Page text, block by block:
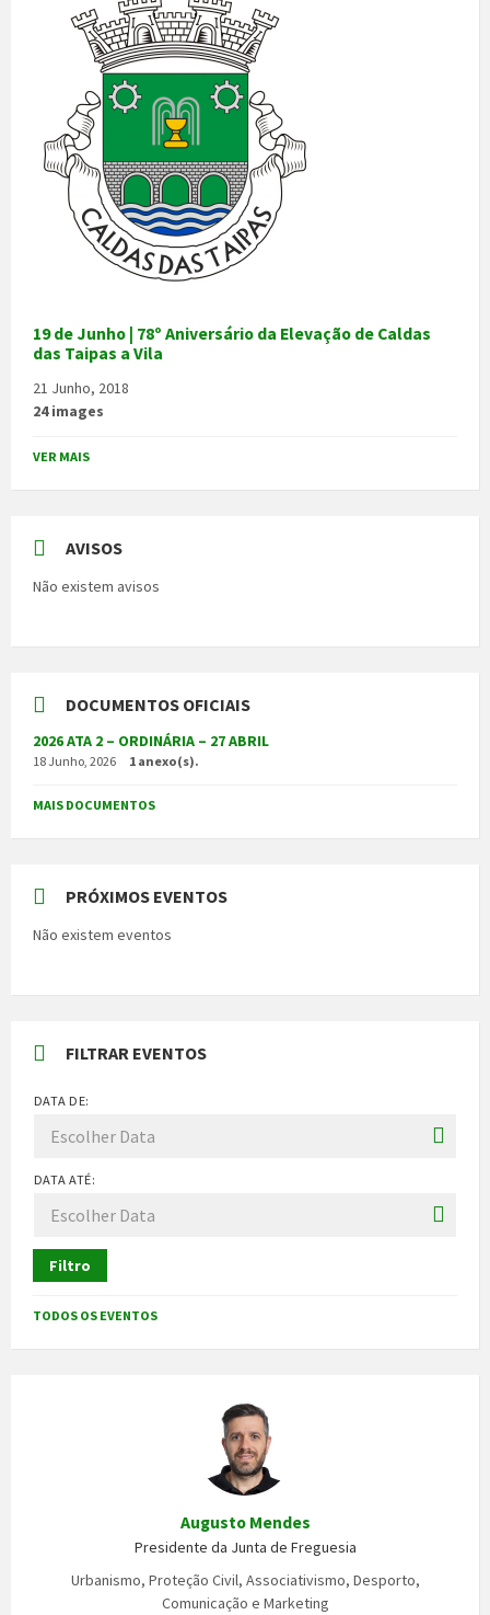
19 de Junho | 78º Aniversário da Elevação de Caldas
das Taipas a Vila
21 Junho, 2018
24 images
VER MAIS
AVISOS
Não existem avisos
DOCUMENTOS OFICIAIS
2026 ATA 2 – ORDINÁRIA – 27 ABRIL
18 Junho, 2026 1 anexo(s).
MAIS DOCUMENTOS
PRÓXIMOS EVENTOS
Não existem eventos
FILTRAR EVENTOS
DATA DE:
DATA ATÉ:
Filtro
TODOS OS EVENTOS
Augusto Mendes
Presidente da Junta de Freguesia
Urbanismo, Proteção Civil, Associativismo, Desporto,
Comunicação e Marketing